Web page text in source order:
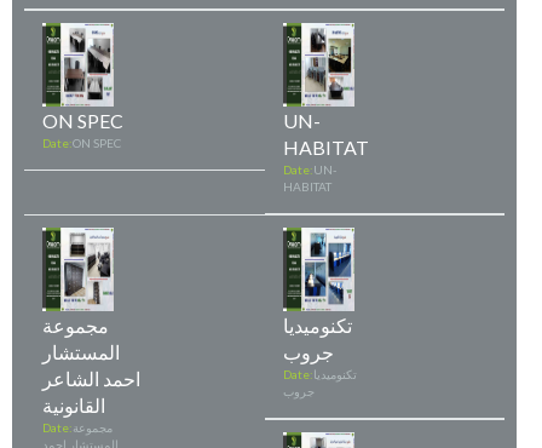
ON SPEC
Date:ON SPEC
UN-
HABITAT
Date:UN-
HABITAT
مجموعة
المستشار
احمد الشاعر
القانونية
Date:مجموعة
المستشار احمد
تكنوميديا
جروب
Date:تكنوميديا
جروب